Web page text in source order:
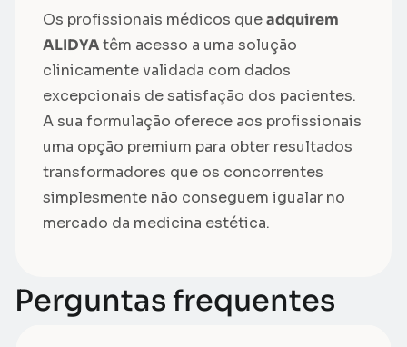
Os profissionais médicos queadquirem
ALIDYAtêm acesso a uma solução
clinicamente validada com dados
excepcionais de satisfação dos pacientes.
A sua formulação oferece aos profissionais
uma opção premium para obter resultados
transformadores que os concorrentes
simplesmente não conseguem igualar no
mercado da medicina estética.
Perguntas frequentes